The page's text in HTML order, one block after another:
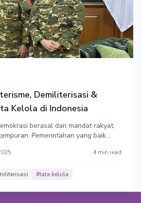
Demiliterisasi &
Kelola di Indonesia
berasal dari mandat rakyat,
Pemerintahan yang baik
yang akuntabel, transparan, dan4 min read
#tata kelola